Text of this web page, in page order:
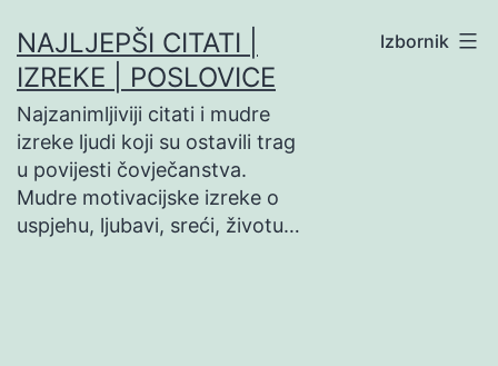
na
sadržaj
NAJLJEPŠI CITATI |
IZREKE | POSLOVICE
Najzanimljiviji citati i mudre
izreke ljudi koji su ostavili trag
u povijesti čovječanstva.
Mudre motivacijske izreke o
uspjehu, ljubavi, sreći, životu…
Izbornik